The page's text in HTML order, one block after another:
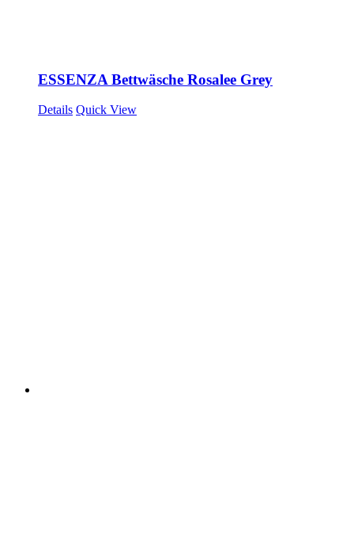
ESSENZA Bettwäsche Rosalee Grey
Details Quick View